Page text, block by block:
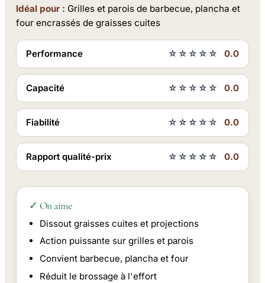
Idéal pour : Grilles et parois de barbecue, plancha et
four encrassés de graisses cuites
Performance ☆☆☆☆☆ 0.0
Capacité ☆☆☆☆☆ 0.0
Fiabilité ☆☆☆☆☆ 0.0
Rapport qualité-prix ☆☆☆☆☆ 0.0
✓ On aime
Dissout graisses cuites et projections
Action puissante sur grilles et parois
Convient barbecue, plancha et four
Réduit le brossage à l'effort